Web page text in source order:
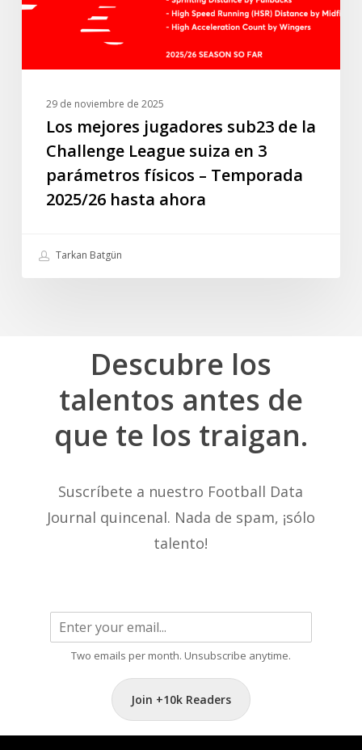
League
parámetros
Temporada
2025/26
hasta
29 de noviembre de 2025
Los mejores jugadores sub23 de la
Challenge League suiza en 3
parámetros físicos – Temporada
2025/26 hasta ahora
Tarkan Batgün
Descubre los
talentos antes de
que te los traigan.
Suscríbete a nuestro Football Data
Journal quincenal. Nada de spam, ¡sólo
talento!
Two emails per month. Unsubscribe anytime.
Join +10k Readers